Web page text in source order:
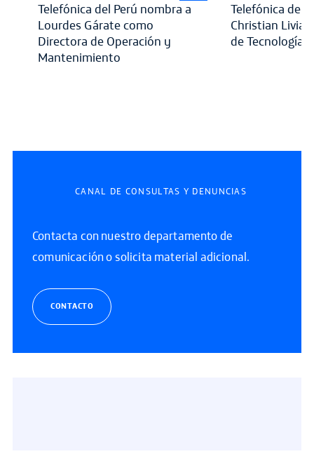
Telefónica del Perú nombra a
Lourdes Gárate como
Directora de Operación y
Mantenimiento
Telefónica del
Christian Livia
de Tecnología
CANAL DE CONSULTAS Y DENUNCIAS
Contacta con nuestro departamento de
comunicación o solicita material adicional.
CONTACTO